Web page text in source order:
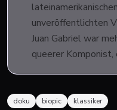
unveröffentlichten
Juan Gabriel war
queerer
doku biopic klassiker